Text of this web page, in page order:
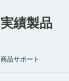
実績製品
商品サポート